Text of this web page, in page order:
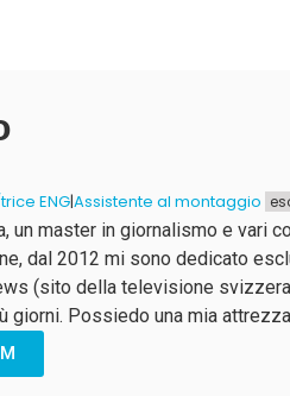
ENG|Assistente al montaggio
un master in giornalismo e vari
dal 2012 mi sono dedicato
(sito della televisione
giorni. Possiedo una mia